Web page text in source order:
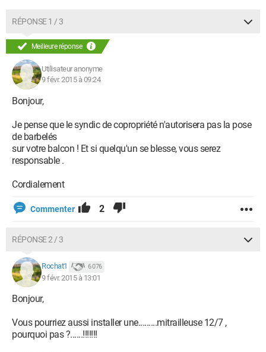
RÉPONSE 1 / 3
Meilleure réponse
Utilisateur anonyme
9 févr. 2015 à 09:24
Bonjour,
Je pense que le syndic de copropriété n'autorisera pas la pose
de barbelés
sur votre balcon ! Et si quelqu'un se blesse, vous serez
responsable .
Cordialement
Commenter 2
RÉPONSE 2 / 3
Rochat1 6 076
9 févr. 2015 à 13:01
Bonjour,
Vous pourriez aussi installer une.........mitrailleuse 12/7 ,
pourquoi pas ?......!!!!!!!